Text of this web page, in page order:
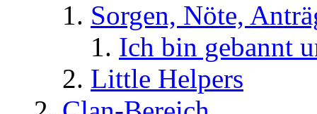
Sorgen, Nöte,
Ich bin gebannt
Little Helpers